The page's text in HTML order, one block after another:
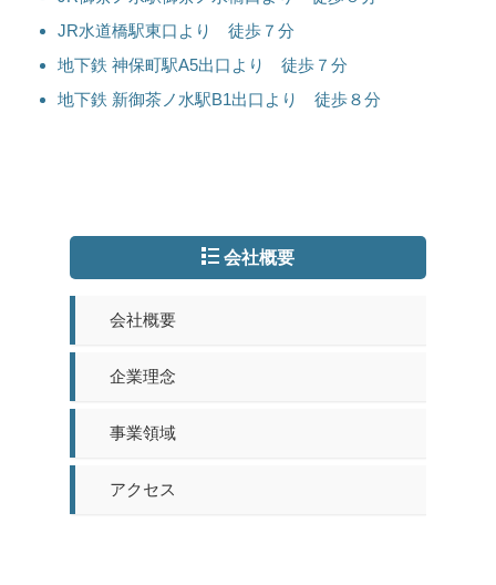
JR水道橋駅東口より 徒歩７分
地下鉄 神保町駅A5出口より 徒歩７分
地下鉄 新御茶ノ水駅B1出口より 徒歩８分
会社概要
会社概要
企業理念
事業領域
アクセス